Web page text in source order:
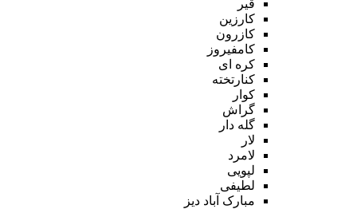
قیر
کارزین
کازرون
کامفیروز
کره ای
کنارتخته
کوار
گراش
گله دار
لار
لامرد
لپویی
لطیفی
مبارک آباد دیز